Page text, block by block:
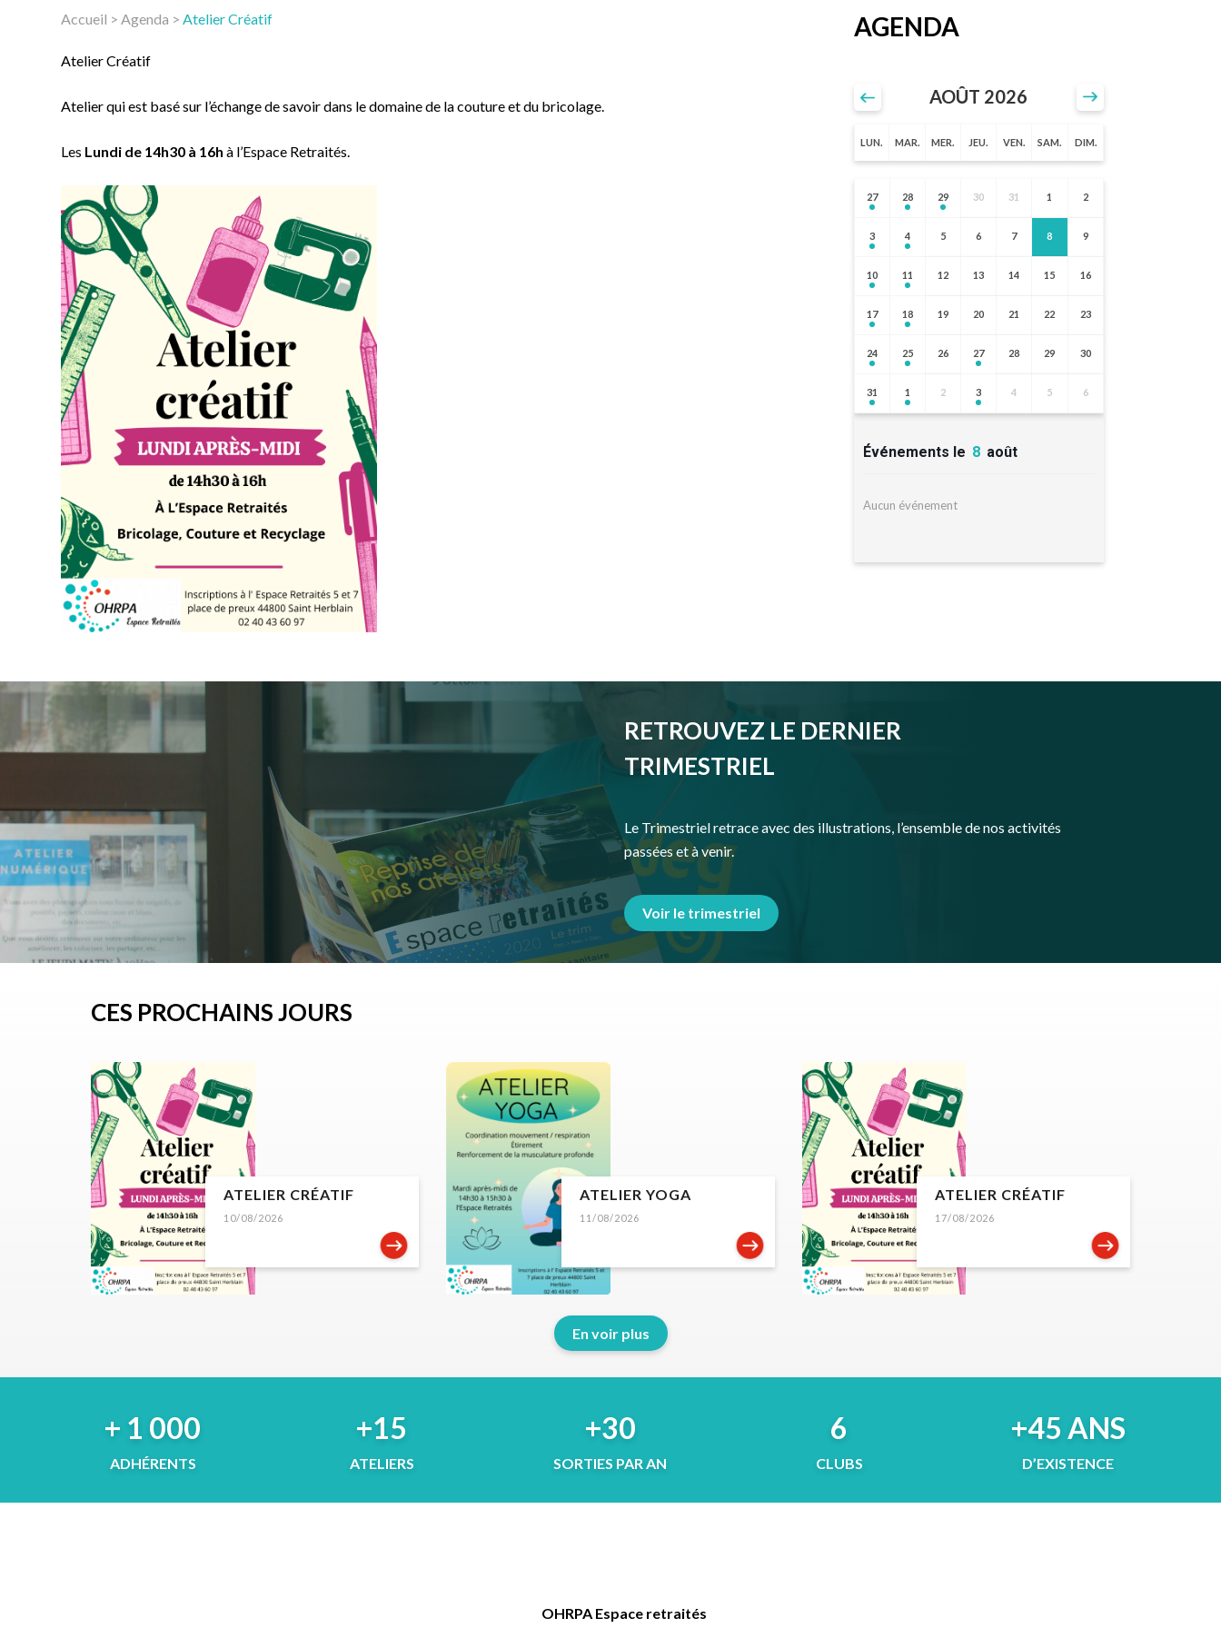
Accueil >Agenda >Atelier Créatif
Atelier Créatif
Atelier qui est basé sur l’échange de savoir dans le domaine de la couture et du bricolage.
Les Lundi de 14h30 à 16h à l’Espace Retraités.
AGENDA
AOÛT 2026
LUN. MAR. MER. JEU. VEN. SAM. DIM.
27 28 29 30 31 1 2
3 4 5 6 7 8 9
10 11 12 13 14 15 16
17 18 19 20 21 22 23
24 25 26 27 28 29 30
31 1 2 3 4 5 6
Événements le 8 août
Aucun événement
RETROUVEZ LE DERNIER
TRIMESTRIEL
Le Trimestriel retrace avec des illustrations, l’ensemble de nos activités
passées et à venir.
Voir le trimestriel
CES PROCHAINS JOURS
10/08/2026
ATELIER CRÉATIF
11/08/2026
ATELIER YOGA
17/08/2026
ATELIER CRÉATIF
En voir plus
+ 1 000
ADHÉRENTS
+15
ATELIERS
+30
SORTIES PAR AN
6
CLUBS
+45 ANS
D’EXISTENCE
OHRPA Espace retraités